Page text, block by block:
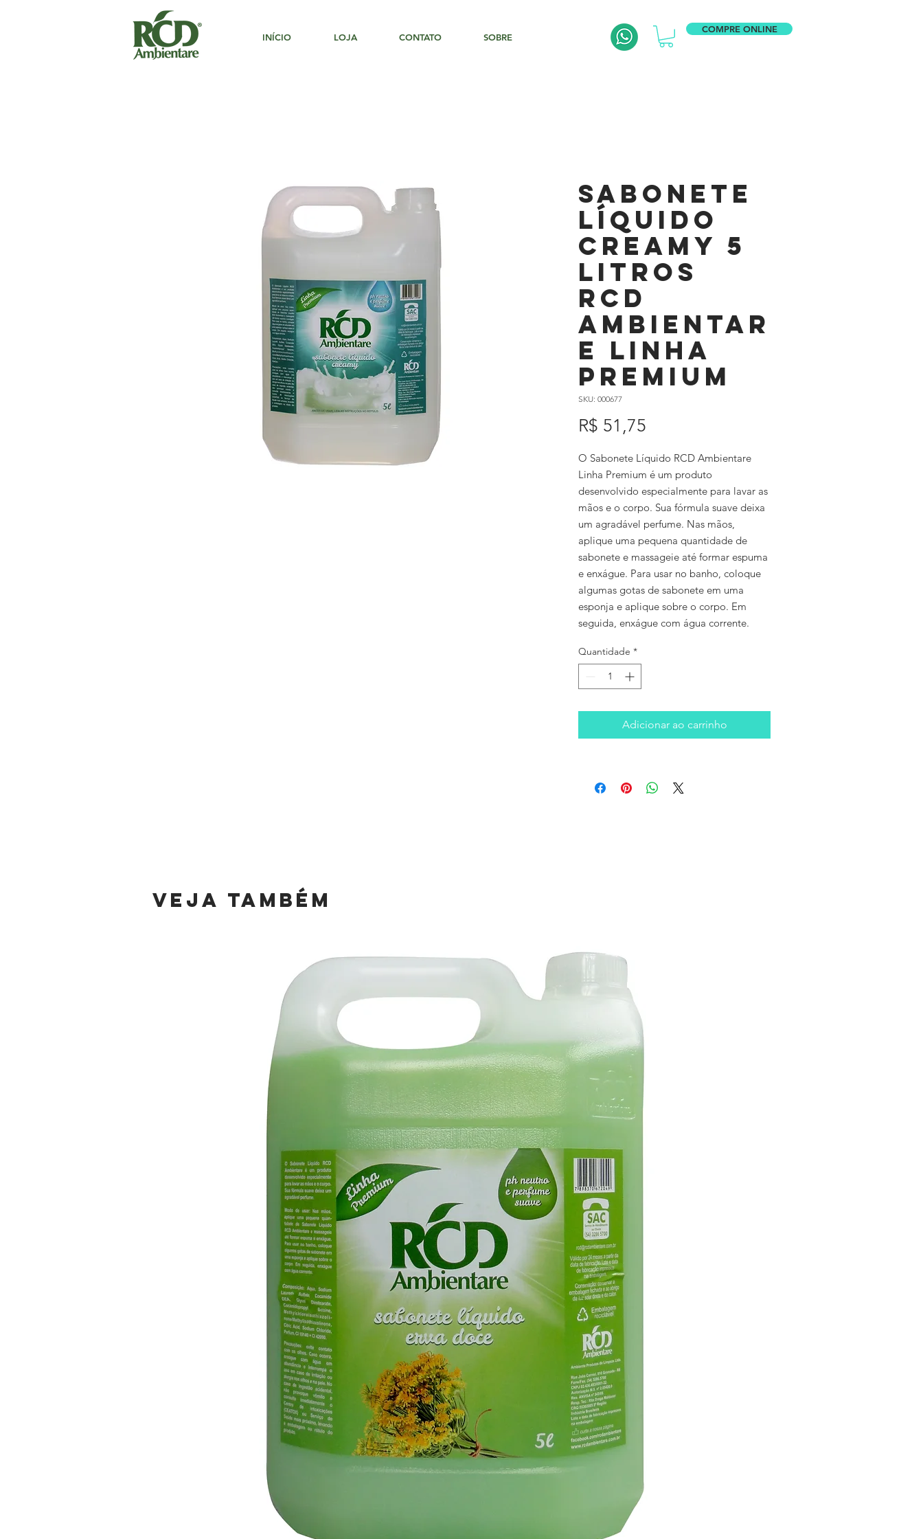
INÍCIO LOJA CONTATO SOBRE
COMPRE ONLINE
Sabonete
Líquido
Creamy 5
litros
RCD
Ambientar
e Linha
Premium
SKU: 000677
R$ 51,75
O Sabonete Líquido RCD Ambientare
Linha Premium é um produto
desenvolvido especialmente para lavar as
mãos e o corpo. Sua fórmula suave deixa
um agradável perfume. Nas mãos,
aplique uma pequena quantidade de
sabonete e massageie até formar espuma
e enxágue. Para usar no banho, coloque
algumas gotas de sabonete em uma
esponja e aplique sobre o corpo. Em
seguida, enxágue com água corrente.
Quantidade *
Adicionar ao carrinho
Veja também